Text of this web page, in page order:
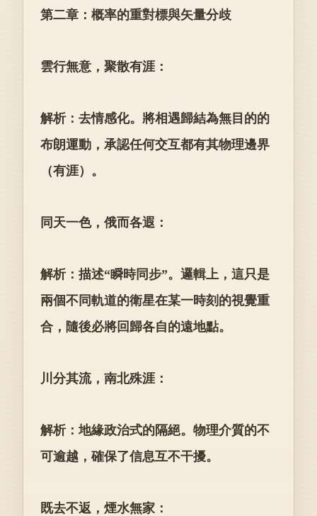
第二章：概率的重對標與矢量分歧
雲行無意，聚散有涯：
解析：去情感化。將相遇歸結為無目的的
布朗運動，承認任何交互都有其物理邊界
（有涯）。
同天一色，俄而各遐：
解析：描述“瞬時同步”。邏輯上，這只是
兩個不同軌道的衛星在某一時刻的視覺重
合，隨後必將回歸各自的遠地點。
川分其流，南北殊涯：
解析：地緣政治式的隔絕。物理介質的不
可逾越，確保了信息互不干擾。
既去不返，煙水無家：